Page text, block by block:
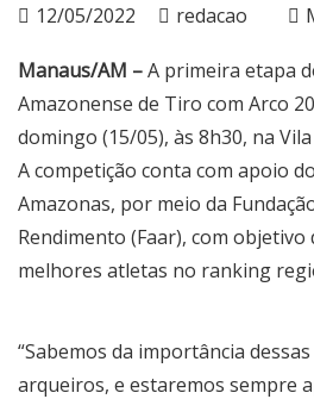
12/05/2022 redacao
Manaus/AM –A primeira etapa
Amazonense de Tiro com Arco
domingo (15/05), às 8h30, na
A competição conta com apoio
Amazonas, por meio da
Rendimento (Faar), com objetivo
melhores atletas no ranking
“Sabemos da importância
arqueiros, e estaremos sempre